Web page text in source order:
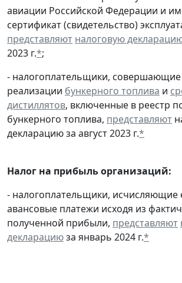
авиации Российской Федерации и
сертификат (свидетельство)
представляют налоговую
2023 г.*;
- налогоплательщики,
реализации бункерного топлива и
дистиллятов, включенные в реестр
бункерного топлива, представляют
декларацию за август 2023 г.*
Налог на прибыль организаций:
- налогоплательщики,
авансовые платежи исходя из
полученной прибыли, представляют
декларациюза январь 2024 г.*